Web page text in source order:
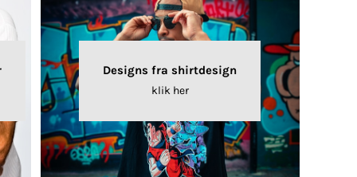
Designs fra shirtdesign
klik her